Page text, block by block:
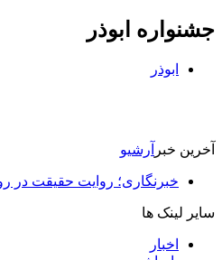
جشنواره ابوذر
ابوذر
آخرین خبر آرشیو
خبرنگاری؛ روایت حقیقت در
سایر لینک ها
اخبار